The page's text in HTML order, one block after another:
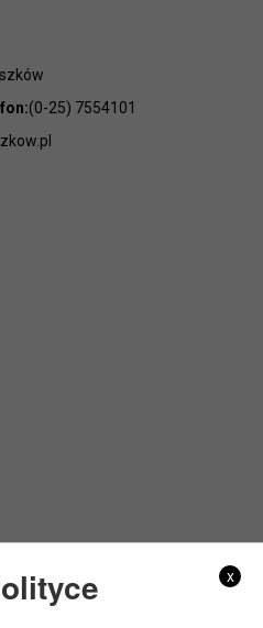
(0-25) 7554101
x